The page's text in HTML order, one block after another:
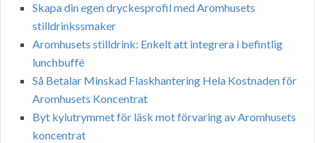
Skapa din egen dryckesprofil med Aromhusets
stilldrinkssmaker
Aromhusets stilldrink: Enkelt att integrera i befintlig
lunchbuffé
Så Betalar Minskad Flaskhantering Hela Kostnaden för
Aromhusets Koncentrat
Byt kylutrymmet för läsk mot förvaring av Aromhusets
koncentrat